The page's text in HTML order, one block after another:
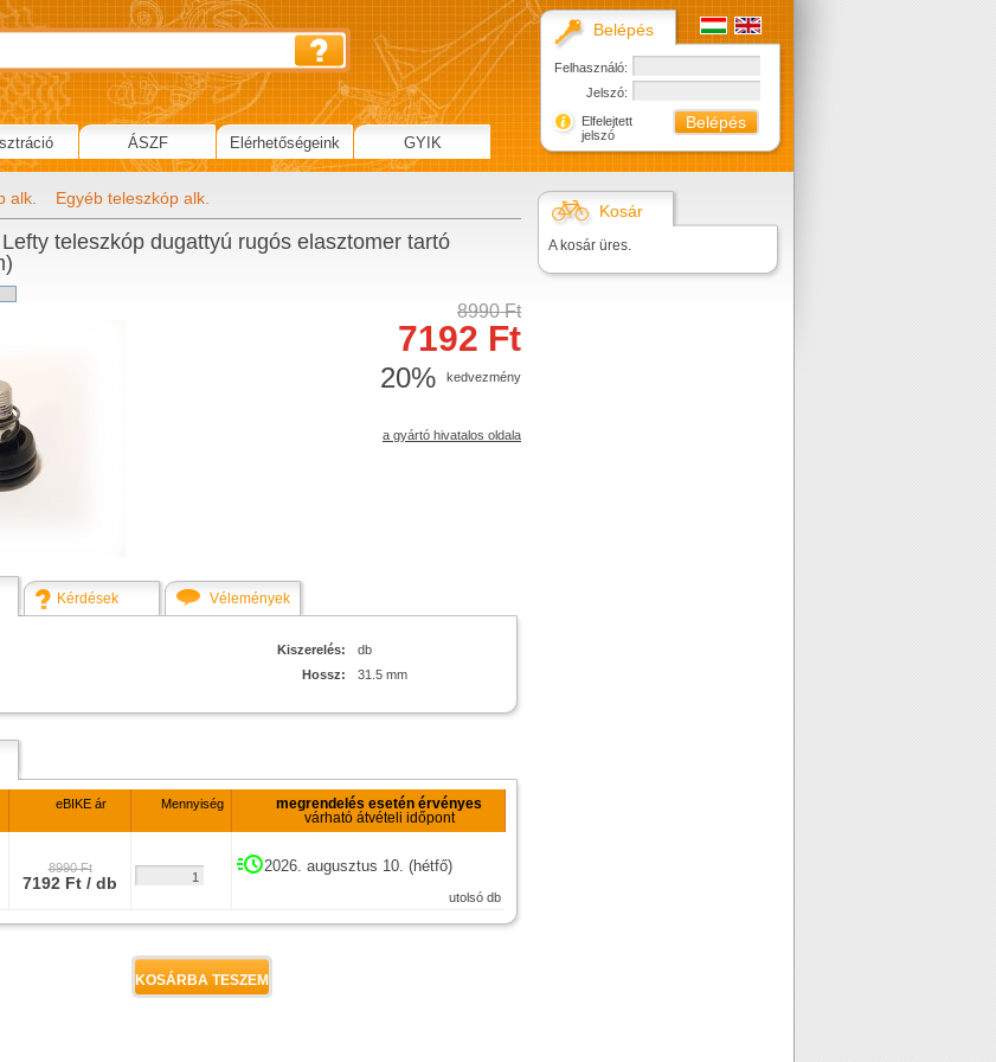
alk. Egyéb teleszkóp alk.
teleszkóp dugattyú rugós elasztomer tartó
8990 Ft
7192 Ft
20% kedvezmény
a gyártó hivatalos oldala
Kérdések Vélemények
Kiszerelés:
db
Hossz:
31.5 mm
eBIKE ár Mennyiség
megrendelés esetén érvényes
várható átvételi időpont
8990 Ft
7192 Ft / db
2026. augusztus 10. (hétfő)
utolsó db
Kosár
A kosár üres.
Belépés
Felhasználó:
Jelszó:
Elfelejtett
jelszó
ÁSZF Elérhetőségeink GYIK